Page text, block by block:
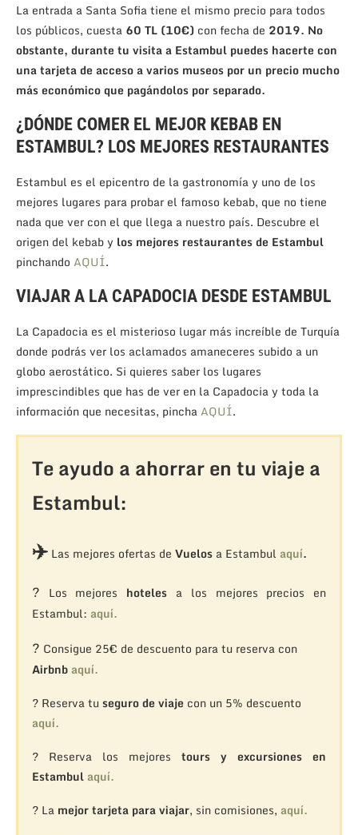
La entrada a Santa Sofia tiene el mismo precio para todos
los públicos, cuesta 60 TL (10€) con fecha de 2019. No
obstante, durante tu visita a Estambul puedes hacerte con
una tarjeta de acceso a varios museos por un precio mucho
más económico que pagándolos por separado.
¿DÓNDE COMER EL MEJOR KEBAB EN
ESTAMBUL? LOS MEJORES RESTAURANTES
Estambul es el epicentro de la gastronomía y uno de los
mejores lugares para probar el famoso kebab, que no tiene
nada que ver con el que llega a nuestro país. Descubre el
origen del kebab y los mejores restaurantes de Estambul
pinchando AQUÍ.
VIAJAR A LA CAPADOCIA DESDE ESTAMBUL
La Capadocia es el misterioso lugar más increíble de Turquía
donde podrás ver los aclamados amaneceres subido a un
globo aerostático. Si quieres saber los lugares
imprescindibles que has de ver en la Capadocia y toda la
información que necesitas, pinchaAQUÍ.
Te ayudo a ahorrar en tu viaje a
Estambul:
✈️Las mejores ofertas de Vuelosa Estambul aquí.
? Los mejores hoteles a los mejores precios en
Estambul: aquí.
? Consigue 25€ de descuento para tu reserva con
Airbnb aquí.
? Reserva tu seguro de viaje con un 5% descuento
aquí.
? Reserva los mejorestours y excursiones en
Estambul aquí.
? La mejor tarjeta para viajar, sin comisiones, aquí.